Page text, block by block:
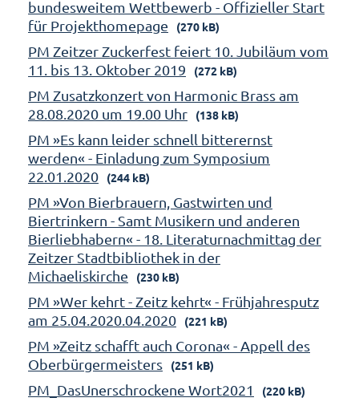
bundesweitem Wettbewerb - Offizieller Start
für Projekthomepage
(270 kB)
PM Zeitzer Zuckerfest feiert 10. Jubiläum vom
11. bis 13. Oktober 2019
(272 kB)
PM Zusatzkonzert von Harmonic Brass am
28.08.2020 um 19.00 Uhr
(138 kB)
PM »Es kann leider schnell bitterernst
werden« - Einladung zum Symposium
22.01.2020
(244 kB)
PM »Von Bierbrauern, Gastwirten und
Biertrinkern - Samt Musikern und anderen
Bierliebhabern« - 18. Literaturnachmittag der
Zeitzer Stadtbibliothek in der
Michaeliskirche
(230 kB)
PM »Wer kehrt - Zeitz kehrt« - Frühjahresputz
am 25.04.2020.04.2020
(221 kB)
PM »Zeitz schafft auch Corona« - Appell des
Oberbürgermeisters
(251 kB)
PM_DasUnerschrockene Wort2021 (220 kB)